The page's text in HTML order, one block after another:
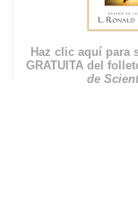
Haz clic aquí para
GRATUITA del
de